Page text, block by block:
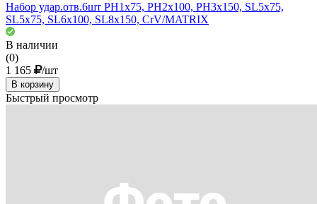
Набор удар.отв.6шт PH1х75, PH2x100, PH3x150, SL5х75,
SL5х75, SL6х100, SL8х150, CrV/MATRIX
В наличии
(0)
1 165
/шт
В корзину
Быстрый просмотр